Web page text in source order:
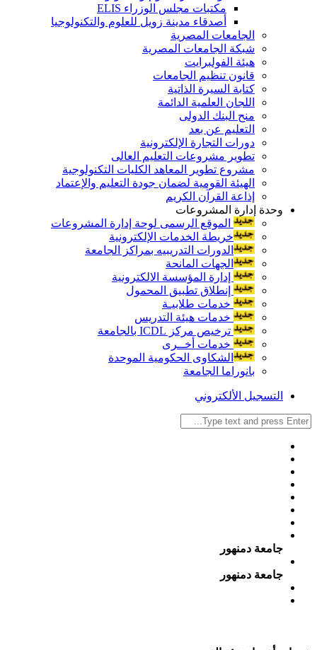
مكتبات مجلس الوزراء ELIS
أصدقاء مدينة زويل للعلوم والتكنولوجيا
الجامعات المصرية
شبكة الجامعات المصرية
هيئة الفولبرايت
قانون تنظيم الجامعات
كتابة السيرة الذاتية
اللجان العلمية الدائمة
منح البنك الدولى
التعليم عن بعد
دورات التجارة الإلكترونية
تطوير مشروعات التعليم العالى
مشروع تطوير المعاهد الكليات التكنولوجية
الهيئة القومية لضمان جودة التعليم والإعتماد
إذاعة القرآن الكريم
وحدة إدارة المشروعات
الموقع الرسمى لوحة إدارة المشروعات
خريطة الخدمات الإلكترونية
الدورات التدريبيه بمراكز الجامعة
الجهات المانحة
إدارة المؤسسة الالكترونية
إنطلاق تطبيق المحمول
خدمات طلابيـة
خدمات هيئة التدريس
ترخيص مركز ICDL بالجامعة
خدمات أخــرى
الشكاوى الحكومية الموحدة
بانوراما الجامعة
التسجيل الألكتروني
جامعة دمنهور
جامعة دمنهور